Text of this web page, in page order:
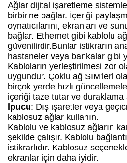
Ağlar dijital işaretleme
birbirine bağlar. İçeriği
oynatıcılarını, ekranları ve
bağlar. Ethernet gibi kablolu
güvenilirdir.Bunlar istikrarın
hastaneler veya bankalar gibi
Kabloların yerleştirilmesi zor
uygundur. Çoklu ağ SIM'leri
birçok yerde hızlı
içeriği taze tutar ve duraklama
İpucu: Dış işaretler veya
kablosuz ağlar kullanın.
Kablolu ve kablosuz ağların
şekilde çalışır. Kablolu
istikrarlıdır. Kablosuz
ekranlar için daha iyidir.